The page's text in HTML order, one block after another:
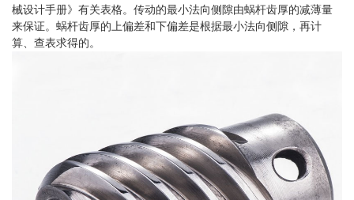
械设计手册》有关表格。传动的最小法向侧隙由蜗杆齿厚的减薄量
来保证。蜗杆齿厚的上偏差和下偏差是根据最小法向侧隙，再计
算、查表求得的。